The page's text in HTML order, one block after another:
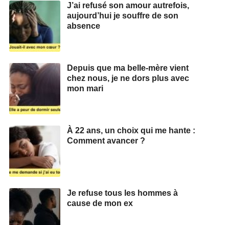
J’ai refusé son amour autrefois,
aujourd’hui je souffre de son
absence
Depuis que ma belle-mère vient
chez nous, je ne dors plus avec
mon mari
À 22 ans, un choix qui me hante :
Comment avancer ?
Je refuse tous les hommes à
cause de mon ex